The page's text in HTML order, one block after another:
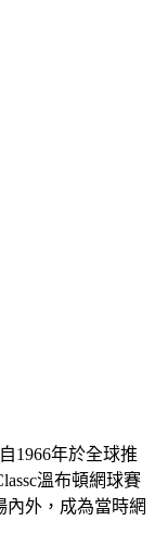
1966年於全球推
溫布頓網球賽
內外，成為當時網